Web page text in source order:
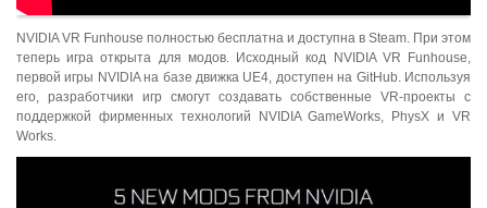
NVIDIA VR Funhouse полностью бесплатна и доступна в Steam. При этом
теперь игра открыта для модов. Исходный код NVIDIA VR Funhouse,
первой игры NVIDIA на базе движка UE4, доступен на GitHub. Используя
его, разработчики игр смогут создавать собственные VR-проекты с
поддержкой фирменных технологий NVIDIA GameWorks, PhysX и VR
Works.